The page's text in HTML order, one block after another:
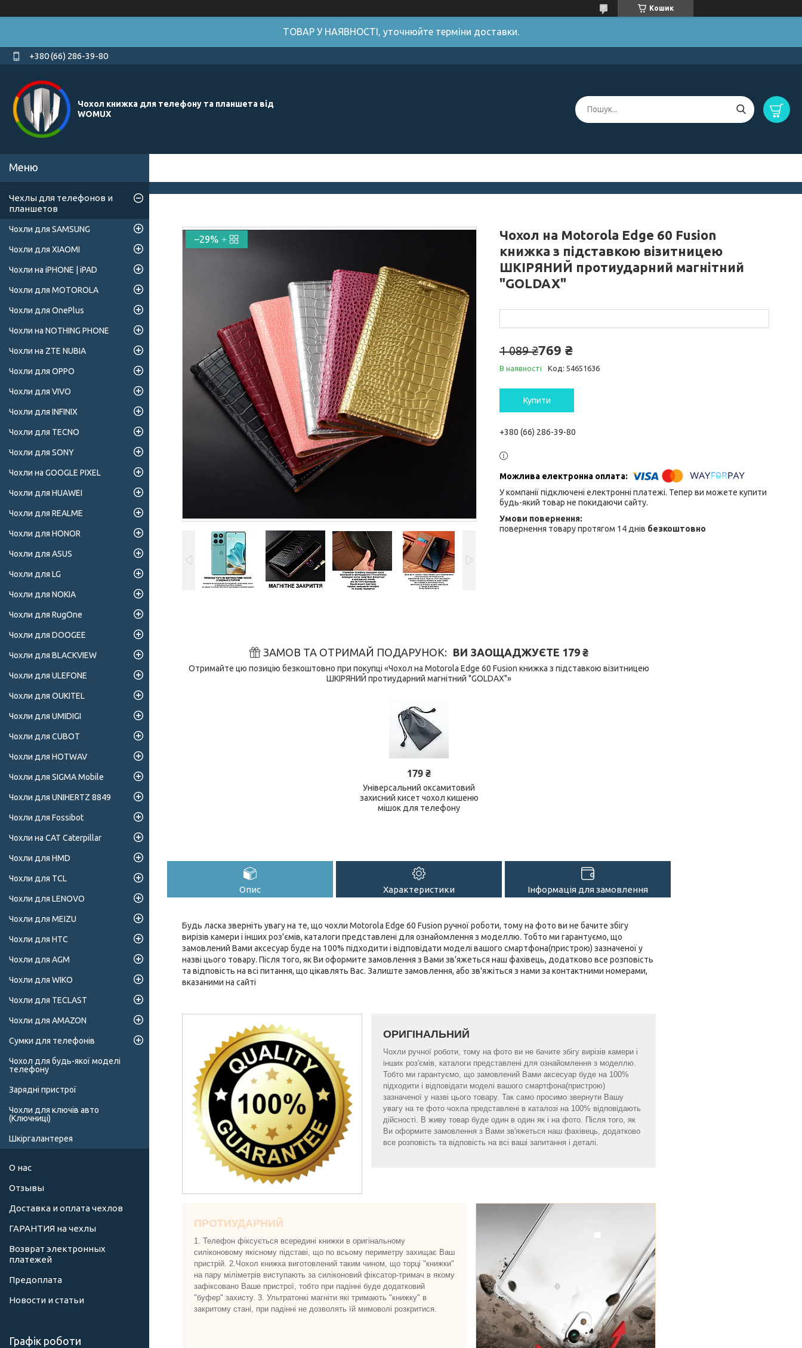
Кошик
ТОВАР У НАЯВНОСТІ, уточнюйте терміни доставки.
+380 (66) 286-39-80
Чохол книжка для телефону та планшета від
WOMUX
–29%
Чохол на Motorola Edge 60 Fusion
книжка з підставкою візитницею
ШКІРЯНИЙ протиударний магнітний
"GOLDAX"
1 089 ₴769 ₴
В наявності Код: 54651636
Купити
+380 (66) 286-39-80
У компанії підключені електронні платежі. Тепер ви можете купити
будь-який товар не покидаючи сайту.
повернення товару протягом 14 днів безкоштовно
ЗАМОВ ТА ОТРИМАЙ ПОДАРУНОК ВИ ЗАОЩАДЖУЄТЕ 179 ₴
Отримайте цю позицію безкоштовно при покупці «Чохол на Motorola Edge 60 Fusion книжка з підставкою візитницею
ШКІРЯНИЙ протиударний магнітний "GOLDAX"»
179 ₴
Універсальний оксамитовий
захисний кисет чохол кишеню
мішок для телефону
Опис Характеристики Інформація для замовлення
Будь ласка зверніть увагу на те, що чохли Motorola Edge 60 Fusion ручної роботи, тому на фото ви не бачите збігу
вирізів камери і інших роз'ємів, каталоги представлені для ознайомлення з моделлю. Тобто ми гарантуємо, що
замовлений Вами аксесуар буде на 100% підходити і відповідати моделі вашого смартфона(пристрою) зазначеної у
назві цього товару. Після того, як Ви оформите замовлення з Вами зв'яжеться наш фахівець, додатково все розповість
та відповість на всі питання, що цікавлять Вас. Залиште замовлення, або зв'яжіться з нами за контактними номерами,
вказаними на сайті
ОРИГІНАЛЬНИЙ
Чохли ручної роботи, тому на фото ви не бачите збігу вирізів камери і
інших роз'ємів, каталоги представлені для ознайомлення з моделлю.
Тобто ми гарантуємо, що замовлений Вами аксесуар буде на 100%
підходити і відповідати моделі вашого смартфона(пристрою)
зазначеної у назві цього товару. Так само просимо звернути Вашу
увагу на те фото чохла представлені в каталозі на 100% відповідають
дійсності. В живу товар буде один в один як і на фото. Після того, як
Ви оформите замовлення з Вами зв'яжеться наш фахівець, додатково
все розповість та відповість на всі ваші запитання і деталі.
ПРОТИУДАРНИЙ
1. Телефон фіксується всередині книжки в оригінальному
силіконовому якісному підставі, що по всьому периметру захищає Ваш
пристрій. 2.Чохол книжка виготовлений таким чином, що торці "книжки"
на пару міліметрів виступають за силіконовий фіксатор-тримач в якому
зафіксовано Ваше пристрої, тобто при падінні буде додатковий
"буфер" захисту. 3. Ультратонкі магніти які тримають "книжку" в
закритому стані, при падінні не дозволять їй мимоволі розкритися.
Чехлы для телефонов и
планшетов
Чохли для SAMSUNG
Чохли для XIAOMI
Чохли на iPHONE | iPAD
Чохли для MOTOROLA
Чохли для OnePlus
Чохли на NOTHING PHONE
Чохли на ZTE NUBIA
Чохли для OPPO
Чохли для VIVO
Чохли для INFINIX
Чохли для TECNO
Чохли для SONY
Чохли на GOOGLE PIXEL
Чохли для HUAWEI
Чохли для REALME
Чохли для HONOR
Чохли для ASUS
Чохли для LG
Чохли для NOKIA
Чохли для RugOne
Чохли для DOOGEE
Чохли для BLACKVIEW
Чохли для ULEFONE
Чохли для OUKITEL
Чохли для UMIDIGI
Чохли для CUBOT
Чохли для HOTWAV
Чохли для SIGMA Mobile
Чохли для UNIHERTZ 8849
Чохли для Fossibot
Чохли на CAT Caterpillar
Чохли для HMD
Чохли для TCL
Чохли для LENOVO
Чохли для MEIZU
Чохли для HTC
Чохли для AGM
Чохли для WIKO
Чохли для TECLAST
Чохли для AMAZON
Сумки для телефонів
Чохол для будь-якої моделі
телефону
Зарядні пристрої
Чохли для ключів авто
(Ключниці)
Шкіргалантерея
О нас
Отзывы
Доставка и оплата чехлов
ГАРАНТИЯ на чехлы
Возврат электронных
платежей
Предоплата
Новости и статьи
Графік роботи